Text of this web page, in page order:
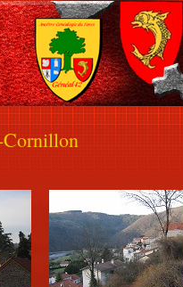
Cornillon